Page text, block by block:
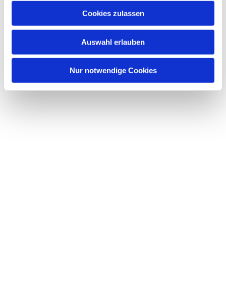
Cookies zulassen
Auswahl erlauben
Nur notwendige Cookies
Dies könnte Sie auch
interessieren